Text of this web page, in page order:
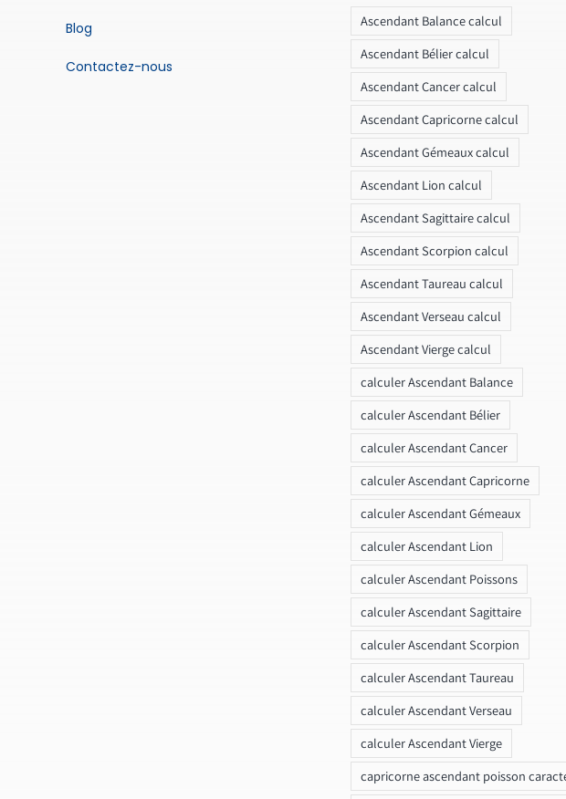
Blog
Contactez-nous
Ascendant Balance calcul
Ascendant Bélier calcul
Ascendant Cancer calcul
Ascendant Capricorne calcul
Ascendant Gémeaux calcul
Ascendant Lion calcul
Ascendant Sagittaire calcul
Ascendant Scorpion calcul
Ascendant Taureau calcul
Ascendant Verseau calcul
Ascendant Vierge calcul
calculer Ascendant Balance
calculer Ascendant Bélier
calculer Ascendant Cancer
calculer Ascendant Capricorne
calculer Ascendant Gémeaux
calculer Ascendant Lion
calculer Ascendant Poissons
calculer Ascendant Sagittaire
calculer Ascendant Scorpion
calculer Ascendant Taureau
calculer Ascendant Verseau
calculer Ascendant Vierge
capricorne ascendant poisson